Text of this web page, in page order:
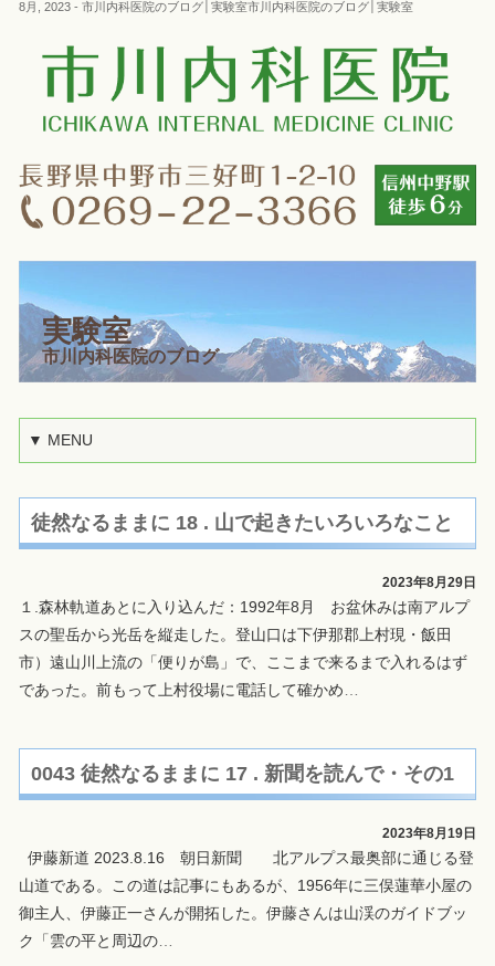
8月, 2023 - 市川内科医院のブログ│実験室市川内科医院のブログ│実験室
実験室
市川内科医院のブログ
▼ MENU
徒然なるままに 18 . 山で起きたいろいろなこと
2023年8月29日
１.森林軌道あとに入り込んだ：1992年8月 お盆休みは南アルプ
スの聖岳から光岳を縦走した。登山口は下伊那郡上村現・飯田
市）遠山川上流の「便りが島」で、ここまで来るまで入れるはず
であった。前もって上村役場に電話して確かめ…
0043 徒然なるままに 17 . 新聞を読んで・その1
2023年8月19日
伊藤新道 2023.8.16 朝日新聞 北アルプス最奥部に通じる登
山道である。この道は記事にもあるが、1956年に三俣蓮華小屋の
御主人、伊藤正一さんが開拓した。伊藤さんは山渓のガイドブッ
ク「雲の平と周辺の…